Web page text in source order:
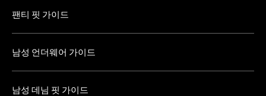
팬티 핏 가이드
남성 언더웨어 가이드
남성 데님 핏 가이드